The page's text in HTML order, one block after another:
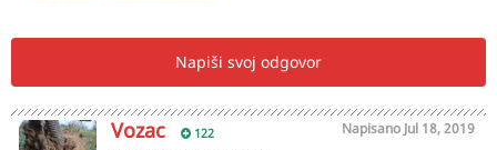
Napiši svoj odgovor
Vozac 122 Napisano Jul 18, 2019